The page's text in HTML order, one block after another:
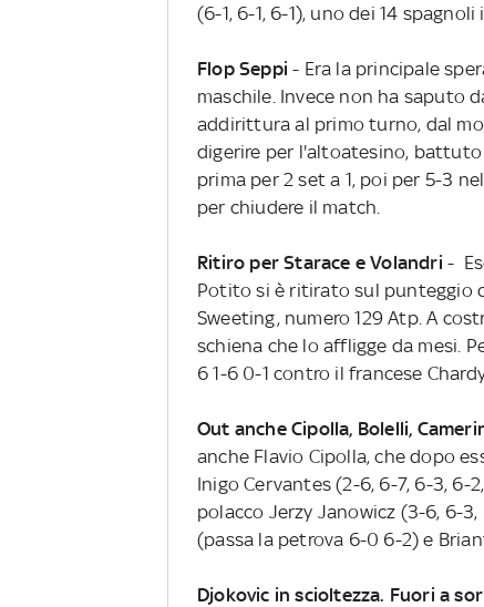
(6-1, 6-1, 6-1), uno dei 14
Flop Seppi - Era la principale
maschile. Invece non ha saputo
addirittura al primo turno, dal
digerire per l'altoatesino,
prima per 2 set a 1, poi per 5-3
per chiudere il match.
Ritiro per Starace e Volandri -
Potito si è ritirato sul punteggio
Sweeting, numero 129 Atp. A
schiena che lo affligge da mesi.
6 1-6 0-1 contro il francese
Out anche Cipolla, Bolelli,
anche Flavio Cipolla, che dopo
Inigo Cervantes (2-6, 6-7, 6-3,
polacco Jerzy Janowicz (3-6, 6-
(passa la petrova 6-0 6-2) e
Djokovic in scioltezza. Fuori a